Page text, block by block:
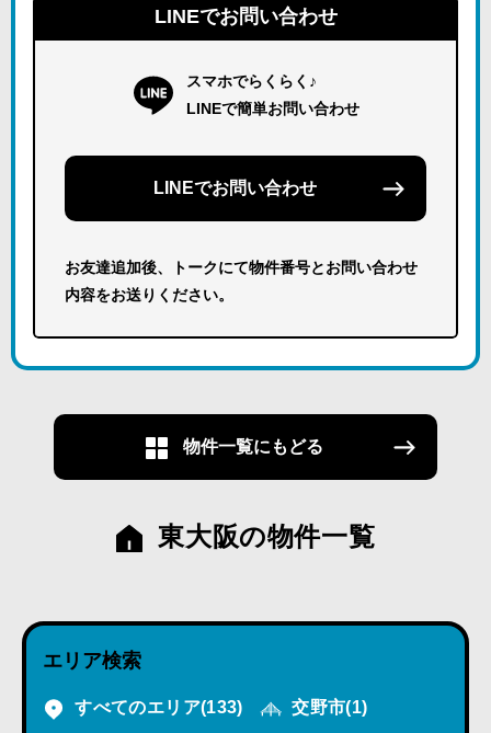
LINEでお問い合わせ
スマホでらくらく♪
LINEで簡単お問い合わせ
LINEでお問い合わせ
お友達追加後、トークにて物件番号とお問い合わせ
内容をお送りください。
物件一覧にもどる
東大阪の物件一覧
エリア検索
すべてのエリア(133) 交野市(1)